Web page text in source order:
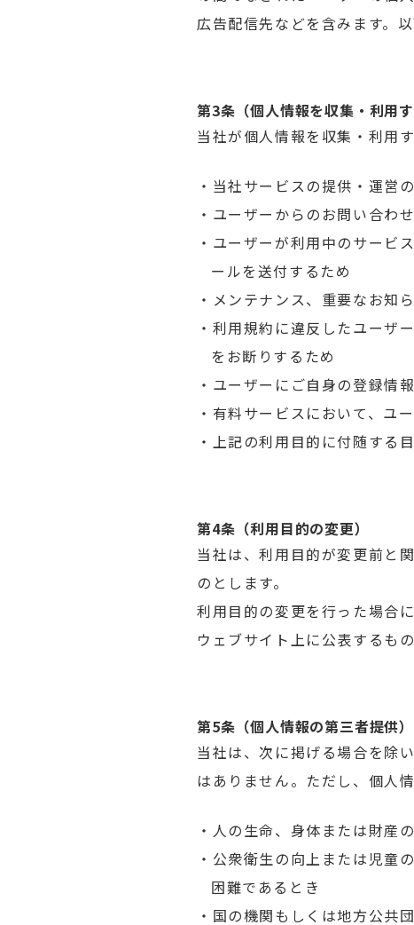
広告配信先などを含みます。
第3条（個人情報を収集・利用す
当社が個人情報を収集・利用
・当社サービスの提供・運営
・ユーザーからのお問い合わ
・ユーザーが利用中のサービ
ールを送付するため
・メンテナンス、重要なお知
・利用規約に違反したユーザ
をお断りするため
・ユーザーにご自身の登録情
・有料サービスにおいて、ユ
・上記の利用目的に付随する
第4条（利用目的の変更）
当社は、利用目的が変更前と
のとします。
利用目的の変更を行った場合
ウェブサイト上に公表するもの
第5条（個人情報の第三者提供）
当社は、次に掲げる場合を除
はありません。ただし、個人
・人の生命、身体または財産
・公衆衛生の向上または児童
困難であるとき
・国の機関もしくは地方公共